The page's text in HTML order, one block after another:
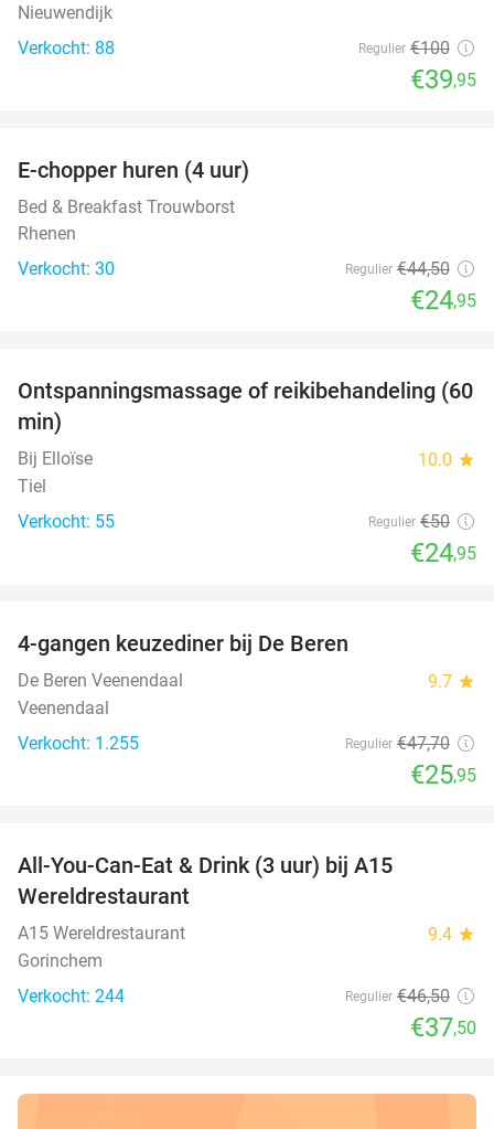
Nieuwendijk
Verkocht: 88
Regulier €100
€39,95
E-chopper huren (4 uur)
Bed & Breakfast Trouwborst
Rhenen
Verkocht: 30
Regulier €44,50
€24,95
50%
Ontspanningsmassage of reikibehandeling (60
min)
Bij Elloïse 10.0 star
Tiel
Verkocht: 55
Regulier €50
€24,95
4-gangen keuzediner bij De Beren
De Beren Veenendaal 9.7 star
Veenendaal
Verkocht: 1.255
Regulier €47,70
€25,95
All-You-Can-Eat & Drink (3 uur) bij A15
Wereldrestaurant
A15 Wereldrestaurant 9.4 star
Gorinchem
Verkocht: 244
Regulier €46,50
€37,50